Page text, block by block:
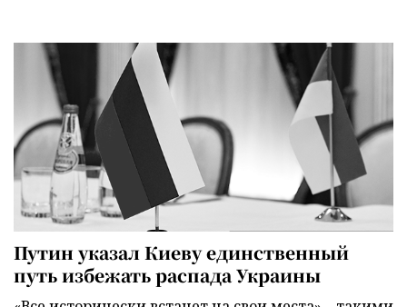
Путин указал Киеву единственный
путь избежать распада Украины